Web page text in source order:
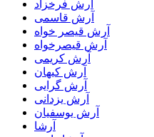
آرش فرخزاد
آرش قاسمی
آرش قیصر خواه
آرش قیصرخواه
آرش کریمی
آرش کیهان
آرش گرایی
آرش یزدانی
آرش یوسفیان
آرشا